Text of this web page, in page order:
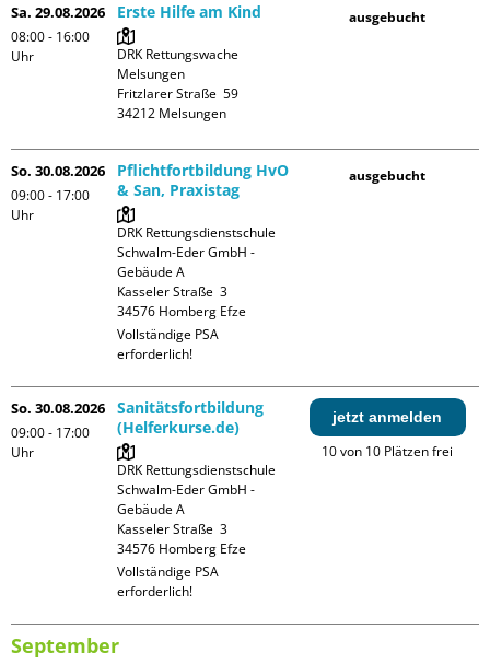
Sa. 29.08.2026
08:00 - 16:00
Uhr
Erste Hilfe am Kind
DRK Rettungswache
Melsungen
Fritzlarer Straße  59
ausgebucht
So. 30.08.2026
09:00 - 17:00
Uhr
Pflichtfortbildung HvO
& San, Praxistag
DRK Rettungsdienstschule
Schwalm-Eder GmbH -
Gebäude A
Kasseler Straße  3
Vollständige PSA
erforderlich!
ausgebucht
So. 30.08.2026
09:00 - 17:00
Uhr
Sanitätsfortbildung
(Helferkurse.de)
DRK Rettungsdienstschule
Schwalm-Eder GmbH -
Gebäude A
Kasseler Straße  3
Vollständige PSA
erforderlich!
jetzt anmelden
10 von 10 Plätzen frei
September